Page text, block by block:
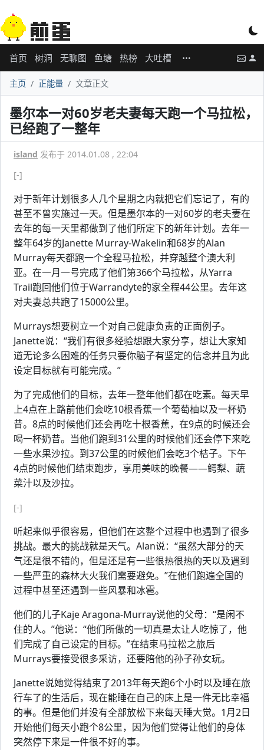
首页 树洞 无聊图 鱼塘 热榜 大吐槽
主页 正能量 文章正文
墨尔本一对60岁老夫妻每天跑一个马拉松，
已经跑了一整年
island 发布于 2014.01.08 , 22:04
[-]
对于新年计划很多人几个星期之内就把它们忘记了，有的
甚至不曾实施过一天。但是墨尔本的一对60岁的老夫妻在
去年的每一天里都做到了他们所定下的新年计划。去年一
整年64岁的Janette Murray-Wakelin和68岁的Alan
Murray每天都跑一个全程马拉松，并穿越整个澳大利
亚。在一月一号完成了他们第366个马拉松，从Yarra
Trail跑回他们位于Warrandyte的家全程44公里。去年这
对夫妻总共跑了15000公里。
Murrays想要树立一个对自己健康负责的正面例子。
Janette说：“我们有很多经验想跟大家分享，想让大家知
道无论多么困难的任务只要你脑子有坚定的信念并且为此
设定目标就有可能完成。”
为了完成他们的目标，去年一整年他们都在吃素。每天早
上4点在上路前他们会吃10根香蕉一个葡萄柚以及一杯奶
昔。8点的时候他们还会再吃十根香蕉，在9点的时候还会
喝一杯奶昔。当他们跑到31公里的时候他们还会停下来吃
一些水果沙拉。到37公里的时候他们会吃3个桔子。下午
4点的时候他们结束跑步，享用美味的晚餐——鳄梨、蔬
菜汁以及沙拉。
[-]
听起来似乎很容易，但他们在这整个过程中也遇到了很多
挑战。最大的挑战就是天气。Alan说：“虽然大部分的天
气还是很不错的，但是还是有一些很热很热的天以及遇到
一些严重的森林大火我们需要避免。”在他们跑遍全国的
过程中甚至还遇到一些风暴和冰雹。
他们的儿子Kaje Aragona-Murray说他的父母：“是闲不
住的人。”他说：“他们所做的一切真是太让人吃惊了，他
们完成了自己设定的目标。”在结束马拉松之旅后
Murrays要接受很多采访，还要陪他的孙子孙女玩。
Janette说她觉得结束了2013年每天跑6个小时以及睡在旅
行车了的生活后，现在能睡在自己的床上是一件无比幸福
的事。但是他们并没有全部放松下来每天睡大觉。1月2日
开始他们每天小跑个8公里，因为他们觉得让他们的身体
突然停下来是一件很不好的事。